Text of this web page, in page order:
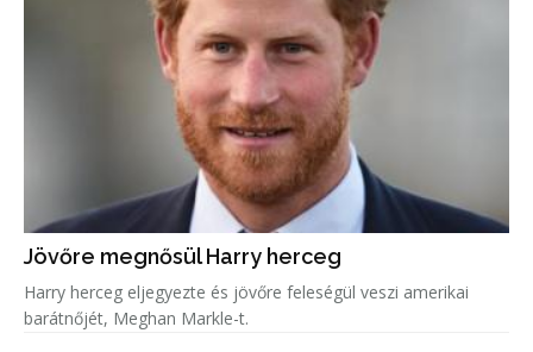
Jövőre megnősül Harry herceg
Harry herceg eljegyezte és jövőre feleségül veszi amerikai
barátnőjét, Meghan Markle-t.